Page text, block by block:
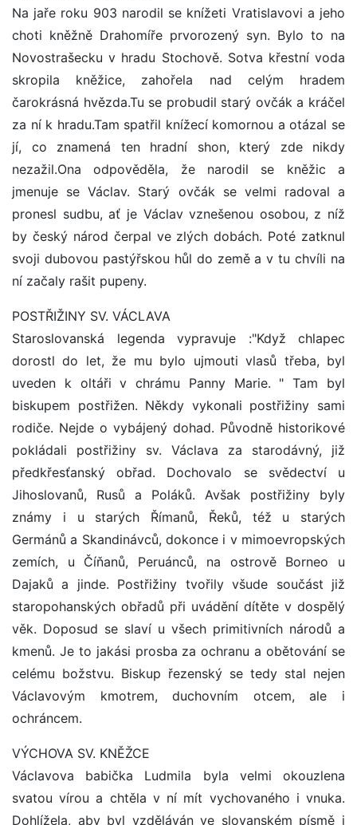
Na jaře roku 903 narodil se knížeti Vratislavovi a jeho
choti kněžně Drahomíře prvorozený syn. Bylo to na
Novostrašecku v hradu Stochově. Sotva křestní voda
skropila kněžice, zahořela nad celým hradem
čarokrásná hvězda.Tu se probudil starý ovčák a kráčel
za ní k hradu.Tam spatřil knížecí komornou a otázal se
jí, co znamená ten hradní shon, který zde nikdy
nezažil.Ona odpověděla, že narodil se kněžic a
jmenuje se Václav. Starý ovčák se velmi radoval a
pronesl sudbu, ať je Václav vznešenou osobou, z níž
by český národ čerpal ve zlých dobách. Poté zatknul
svoji dubovou pastýřskou hůl do země a v tu chvíli na
ní začaly rašit pupeny.
POSTŘIŽINY SV. VÁCLAVA
Staroslovanská legenda vypravuje :"Když chlapec
dorostl do let, že mu bylo ujmouti vlasů třeba, byl
uveden k oltáři v chrámu Panny Marie. " Tam byl
biskupem postřižen. Někdy vykonali postřižiny sami
rodiče. Nejde o vybájený dohad. Původně historikové
pokládali postřižiny sv. Václava za starodávný, již
předkřesťanský obřad. Dochovalo se svědectví u
Jihoslovanů, Rusů a Poláků. Avšak postřižiny byly
známy i u starých Římanů, Řeků, též u starých
Germánů a Skandinávců, dokonce i v mimoevropských
zemích, u Číňanů, Peruánců, na ostrově Borneo u
Dajaků a jinde. Postřižiny tvořily všude součást již
staropohanských obřadů při uvádění dítěte v dospělý
věk. Doposud se slaví u všech primitivních národů a
kmenů. Je to jakási prosba za ochranu a obětování se
celému božstvu. Biskup řezenský se tedy stal nejen
Václavovým kmotrem, duchovním otcem, ale i
ochráncem.
VÝCHOVA SV. KNĚŽCE
Václavova babička Ludmila byla velmi okouzlena
svatou vírou a chtěla v ní mít vychovaného i vnuka.
Dohlížela, aby byl vzděláván ve slovanském písmě i